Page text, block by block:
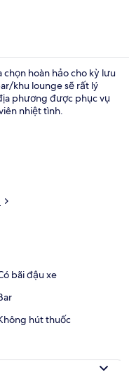
chọn hoàn hảo cho kỳ lưu
khu lounge sẽ rất lý
phương được phục vụ
nhiệt tình.
bãi đậu xe
hút thuốc